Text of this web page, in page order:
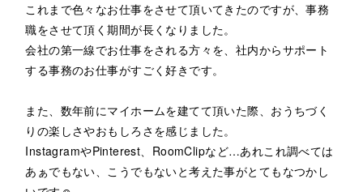
これまで色々なお仕事をさせて頂いてきたのですが、事務
職をさせて頂く期間が長くなりました。
会社の第一線でお仕事をされる方々を、社内からサポート
する事務のお仕事がすごく好きです。
また、数年前にマイホームを建てて頂いた際、おうちづく
りの楽しさやおもしろさを感じました。
InstagramやPinterest、RoomClipなど…あれこれ調べては
あぁでもない、こうでもないと考えた事がとてもなつかし